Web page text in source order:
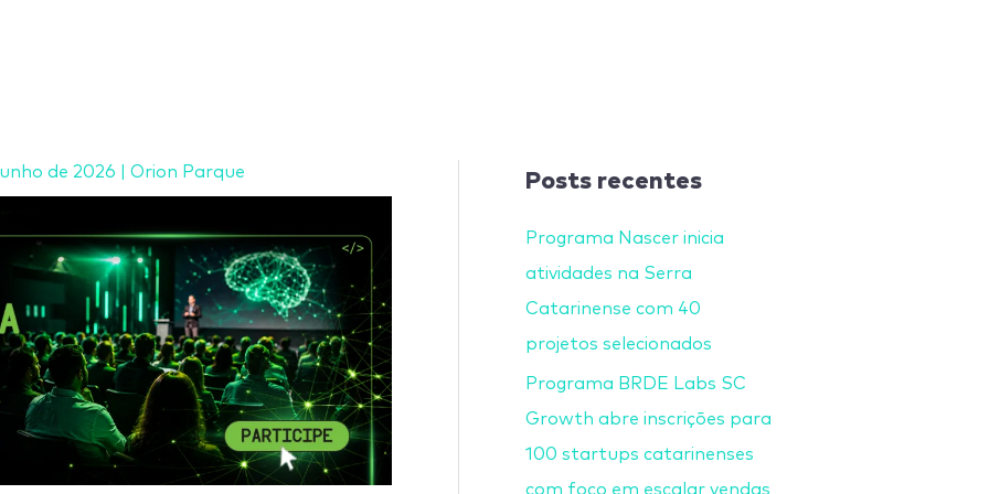
de 2026 Orion Parque Posts recentes
Programa Nascer inicia
atividades na Serra
Catarinense com 40
projetos selecionados
Programa BRDE Labs SC
Growth abre inscrições para
100 startups catarinenses
com foco em escalar vendas